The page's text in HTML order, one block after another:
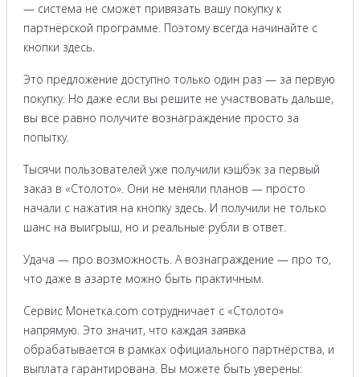
— система не сможет привязать вашу покупку к
партнёрской программе. Поэтому всегда начинайте с
кнопки здесь.
Это предложение доступно только один раз — за первую
покупку. Но даже если вы решите не участвовать дальше,
вы всё равно получите вознаграждение просто за
попытку.
Тысячи пользователей уже получили кэшбэк за первый
заказ в «Столото». Они не меняли планов — просто
начали с нажатия на кнопку здесь. И получили не только
шанс на выигрыш, но и реальные рубли в ответ.
Удача — про возможность. А вознаграждение — про то,
что даже в азарте можно быть практичным.
Сервис Монетка.com сотрудничает с «Столото»
напрямую. Это значит, что каждая заявка
обрабатывается в рамках официального партнёрства, и
выплата гарантирована. Вы можете быть уверены: